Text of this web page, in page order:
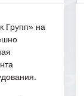
Групп» на